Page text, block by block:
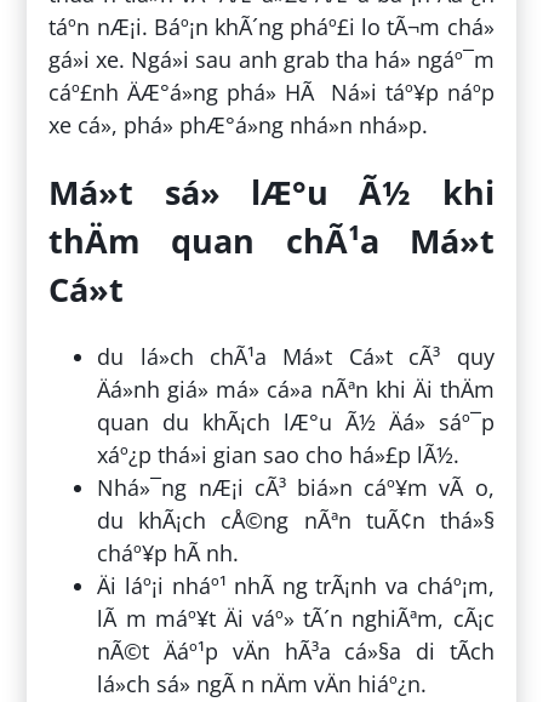
táº­n nÆ¡i. Báº¡n khÃ´ng pháº£i lo tÃ¬m chá»
gá»­i xe. Ngá»i sau anh grab tha há» ngáº¯m
cáº£nh ÄÆ°á»ng phá» HÃ Ná»i táº¥p náº­p
xe cá», phá» phÆ°á»ng nhá»n nhá»p.
Má»t sá» lÆ°u Ã½ khi
thÄm quan chÃ¹a Má»t
Cá»t
du lá»ch chÃ¹a Má»t Cá»t cÃ³ quy
Äá»nh giá» má» cá»­a nÃªn khi Äi thÄm
quan du khÃ¡ch lÆ°u Ã½ Äá» sáº¯p
xáº¿p thá»i gian sao cho há»£p lÃ½.
Nhá»¯ng nÆ¡i cÃ³ biá»n cáº¥m vÃ o,
du khÃ¡ch cÅ©ng nÃªn tuÃ¢n thá»§
cháº¥p hÃ nh.
Äi láº¡i nháº¹ nhÃ ng trÃ¡nh va cháº¡m,
lÃ m máº¥t Äi váº» tÃ´n nghiÃªm, cÃ¡c
nÃ©t Äáº¹p vÄn hÃ³a cá»§a di tÃ­ch
lá»ch sá»­ ngÃ n nÄm vÄn hiáº¿n.